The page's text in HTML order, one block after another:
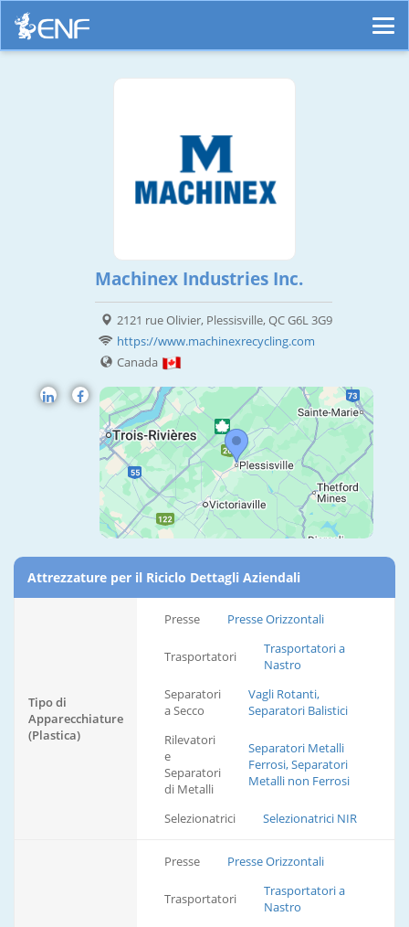
Machinex Industries Inc.
2121 rue Olivier, Plessisville, QC G6L 3G9
https://www.machinexrecycling.com
Canada
Attrezzature per il Riciclo Dettagli Aziendali
Tipo di
Apparecchiature
(Plastica)
Presse Presse Orizzontali
Trasportatori
Trasportatori a
Nastro
Separatori
a Secco
Vagli Rotanti,
Separatori Balistici
Rilevatori
e
Separatori
di Metalli
Separatori Metalli
Ferrosi, Separatori
Metalli non Ferrosi
Selezionatrici Selezionatrici NIR
Presse Presse Orizzontali
Trasportatori
Trasportatori a
Nastro